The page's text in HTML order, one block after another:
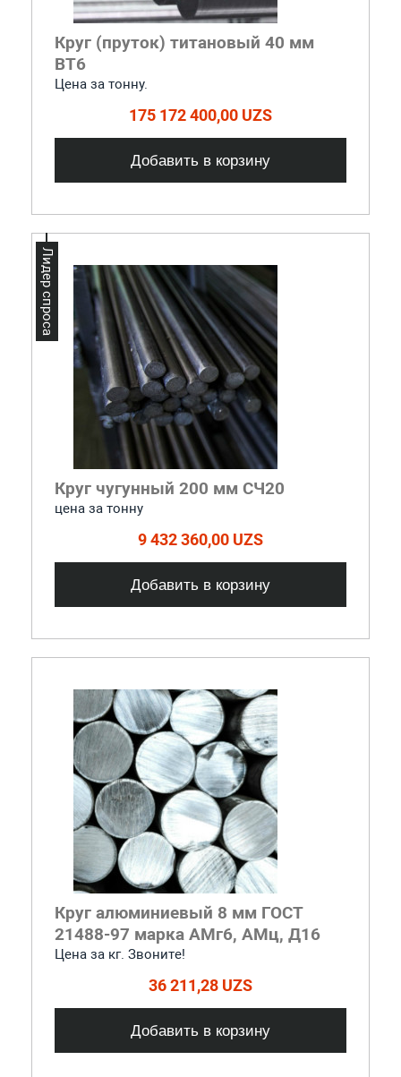
Круг (пруток) титановый 40 мм
ВТ6
Цена за тонну.
175 172 400,00 UZS
Добавить в корзину
Круг чугунный 200 мм СЧ20
цена за тонну
9 432 360,00 UZS
Добавить в корзину
Лидер спроса
Круг алюминиевый 8 мм ГОСТ
21488-97 марка АМг6, АМц, Д16
Цена за кг. Звоните!
36 211,28 UZS
Добавить в корзину